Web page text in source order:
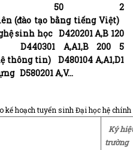
50 2
(đào tạo bằng tiếng Việt)
sinh học D420201 A,B 120
A,A1,B 200 5
thông tin) D480104 A,A1,D1
D580201 A,V…
hoạch tuyển sinh Đại học hệ
Ký
trường